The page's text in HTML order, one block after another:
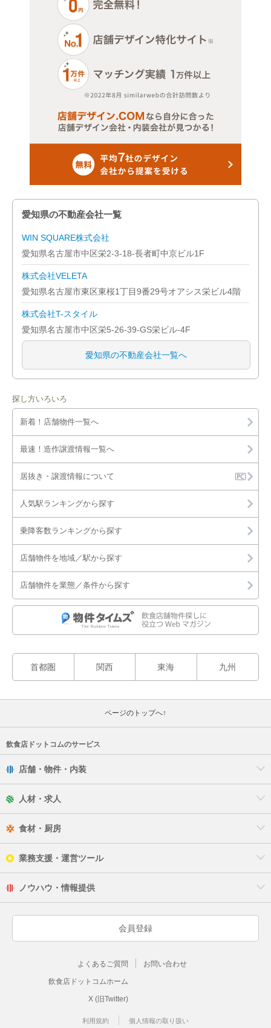
愛知県の不動産会社一覧
WIN SQUARE株式会社
愛知県名古屋市中区栄2-3-18-長者町中京ビル1F
株式会社VELETA
愛知県名古屋市東区東桜1丁目9番29号オアシス栄ビル4階
株式会社T-スタイル
愛知県名古屋市中区栄5-26-39-GS栄ビル-4F
愛知県の不動産会社一覧へ
探し方いろいろ
新着！店舗物件一覧へ
最速！造作譲渡情報一覧へ
居抜き・譲渡情報について
人気駅ランキングから探す
乗降客数ランキングから探す
店舗物件を地域／駅から探す
店舗物件を業態／条件から探す
首都圏 関西 東海 九州
ページのトップへ↑
飲食店ドットコムのサービス
店舗・物件・内装
人材・求人
食材・厨房
業務支援・運営ツール
ノウハウ・情報提供
会員登録
よくあるご質問 お問い合わせ
飲食店ドットコムホーム
X (旧Twitter)
利用規約 個人情報の取り扱い